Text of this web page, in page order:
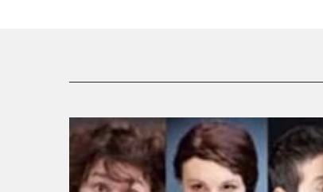
LA JEANNE DE DELTEIL - Critique sortie Théâtre